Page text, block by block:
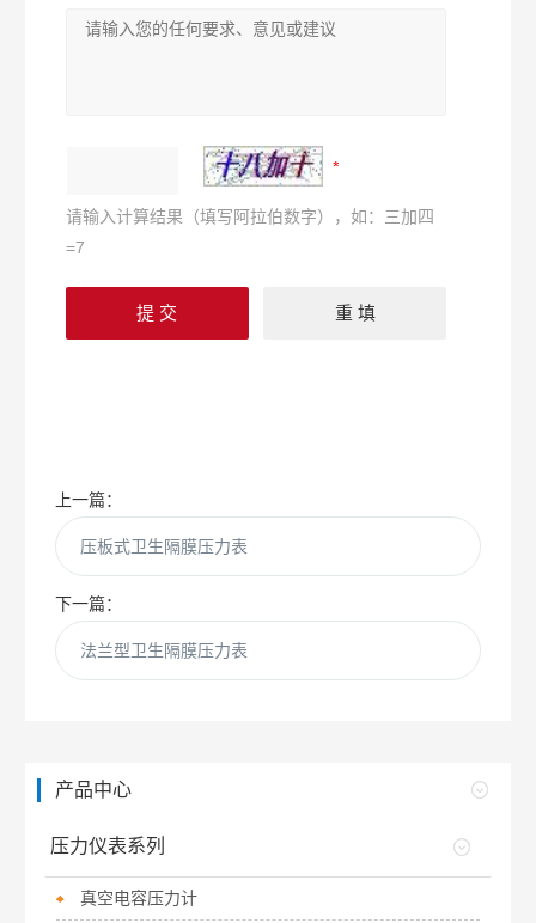
请输入计算结果（填写阿拉伯数字），如：三加四
=7
上一篇：
压板式卫生隔膜压力表
下一篇：
法兰型卫生隔膜压力表
产品中心
压力仪表系列
真空电容压力计